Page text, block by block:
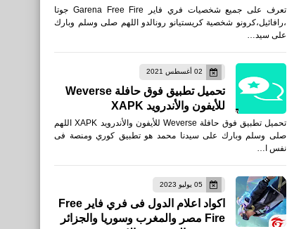
تعرف على جميع شخصيات فري فاير Garena Free Fire جوتا
،رافائيل،كرونو شخصية كريستيانو رونالدو اللهم صلى وسلم وبارك
على سيد…
02 أغسطس 2021
تحميل تطبيق فوق حافلة Weverse
للأيفون والأندرويد XAPK
تحميل تطبيق فوق حافلة Weverse للأيفون والأندرويد XAPK اللهم
صلى وسلم وبارك على سيدنا محمد هو تطبيق كوري ومنصة فى
نفس ا…
05 يوليو 2023
اكواد اعلام الدول فى فري فاير Free
Fire مصر والمغرب وسوريا والجزائر
العاب
1.4 beta الإصدار العالمي APK
للمستخدمين في جميع أنحاء
العالم
العاب
تحميل لعبة PUBG MOBILE -
كاراكين‏ Karakin للأيفون